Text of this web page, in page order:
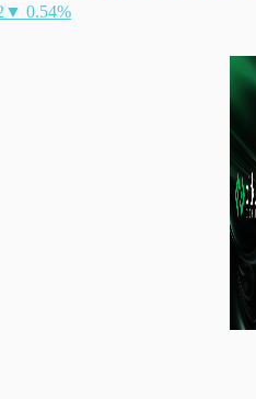
▼ 0.54%